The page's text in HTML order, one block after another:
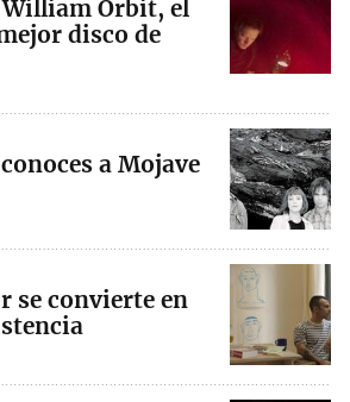
William Orbit, el
disco de
a Mojave
se convierte en